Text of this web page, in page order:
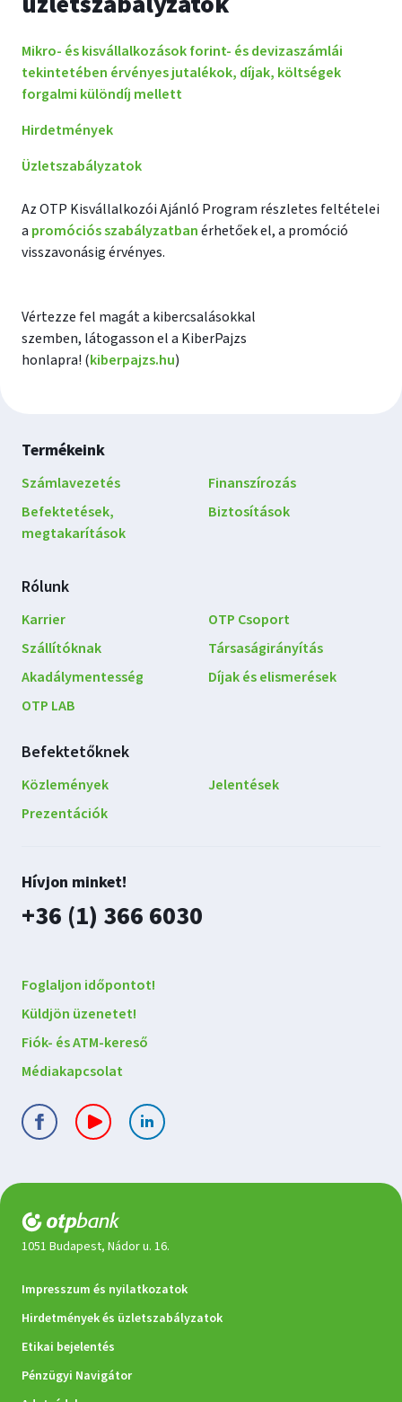
Mikro- és kisvállalkozások forint- és devizaszámlái
tekintetében érvényes jutalékok, díjak, költségek
forgalmi különdíj mellett
Hirdetmények
Üzletszabályzatok
Az OTP Kisvállalkozói Ajánló Program részletes feltételei
a promóciós szabályzatbanérhetőek el, a promóció
visszavonásig érvényes.
Vértezze fel magát a kibercsalásokkal
szemben, látogasson el a KiberPajzs
honlapra! (kiberpajzs.hu)
Lábléc
navigáció
Termékeink
Számlavezetés
Finanszírozás
Befektetések,
megtakarítások
Biztosítások
Rólunk
Karrier
Szállítóknak
Akadálymentesség
OTP LAB
OTP Csoport
Társaságirányítás
Díjak és elismerések
Befektetőknek
Közlemények
Jelentések
Prezentációk
Lépjen
kapcsolatba
velünk
Hívjon minket!
plusz
+36 (1) 366 6030
Foglaljon időpontot!
Küldjön üzenetet!
Fiók- és ATM-kereső
Médiakapcsolat
1051 Budapest, Nádor u. 16.
Jogi
dokumentumok
Impresszum és nyilatkozatok
Hirdetmények és üzletszabályzatok
Etikai bejelentés
Pénzügyi Navigátor